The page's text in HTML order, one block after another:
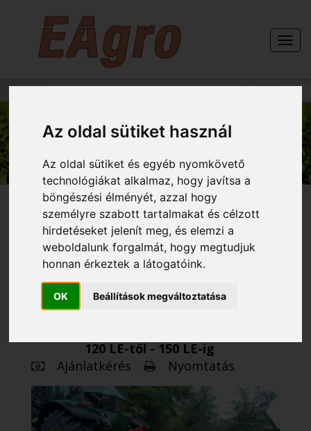
Az oldal sütiket használ
Az oldal sütiket és egyéb nyomkövető
technológiákat alkalmaz, hogy javítsa a
böngészési élményét, azzal hogy
személyre szabott tartalmakat és célzott
hirdetéseket jelenít meg, és elemzi a
weboldalunk forgalmát, hogy megtudjuk
honnan érkeztek a látogatóink.
OK Beállítások megváltoztatása
GÉPEINK
HELTI AL 3x50 talajlazító
120 LE-től - 150 LE-ig
Ajánlatkérés
Nyomtatás